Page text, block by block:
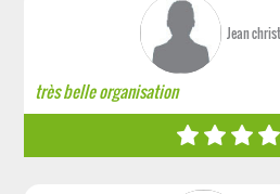
Jean
très belle organisation